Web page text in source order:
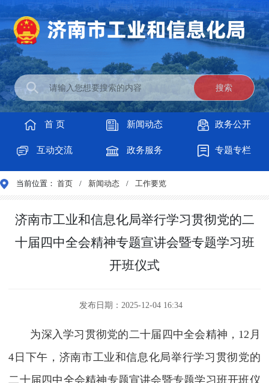
首 页 新闻动态 政务公开
互动交流 政务服务 专题专栏
当前位置： 首页 / 新闻动态 / 工作要览
济南市工业和信息化局举行学习贯彻党的二
十届四中全会精神专题宣讲会暨专题学习班
开班仪式
发布日期：2025-12-04 16:34
为深入学习贯彻党的二十届四中全会精神，12月
4日下午，济南市工业和信息化局举行学习贯彻党的
二十届四中全会精神专题宣讲会暨专题学习班开班仪